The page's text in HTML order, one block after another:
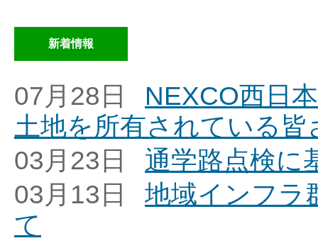
新着情報
07月28日
NEXCO西日
土地を所有されている皆
03月23日
通学路点検に
03月13日
地域インフラ
て